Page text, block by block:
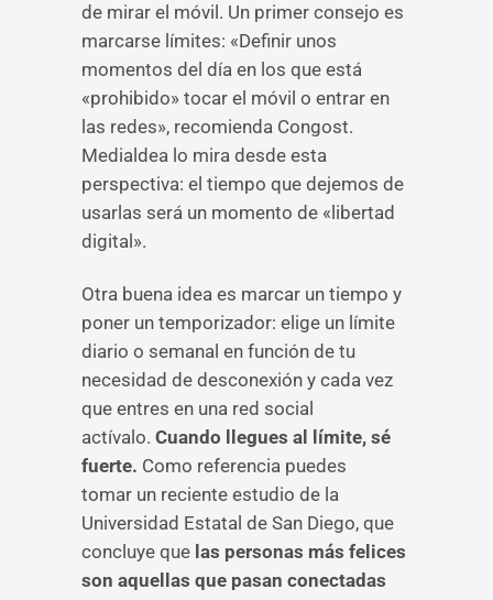
de mirar el móvil. Un primer consejo es
marcarse límites: «Definir unos
momentos del día en los que está
«prohibido» tocar el móvil o entrar en
las redes», recomienda Congost.
Medialdea lo mira desde esta
perspectiva: el tiempo que dejemos de
usarlas será un momento de «libertad
digital».
Otra buena idea es marcar un tiempo y
poner un temporizador: elige un límite
diario o semanal en función de tu
necesidad de desconexión y cada vez
que entres en una red social
actívalo. Cuando llegues al límite, sé
fuerte. Como referencia puedes
tomar un reciente estudio de la
Universidad Estatal de San Diego, que
concluye que las personas más felices
son aquellas que pasan conectadas